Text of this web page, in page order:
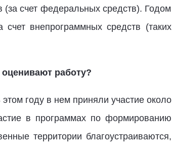
счет федеральных средств). Годом
внепрограммных средств (таких
работу?
году в нем приняли участие около
в программах по формированию
территории благоустраиваются,